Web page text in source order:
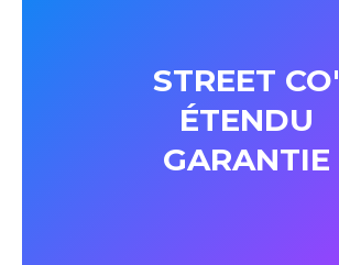
STREET CO'
ÉTENDU
GARANTIE